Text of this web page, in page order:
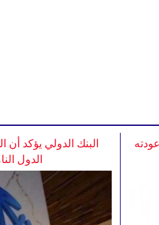
البنك الدولي يؤكد
الدول